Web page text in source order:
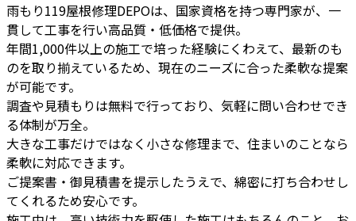
雨もり119屋根修理DEPOは、国家資格を持つ専門家が、一
貫して工事を行い高品質・低価格で提供。
年間1,000件以上の施工で培った経験にくわえて、最新のも
のを取り揃えているため、現在のニーズに合った柔軟な提案
が可能です。
調査や見積もりは無料で行っており、気軽に問い合わせでき
る体制が万全。
大きな工事だけではなく小さな修理まで、住まいのことなら
柔軟に対応できます。
ご提案書・御見積書を提示したうえで、綿密に打ち合わせし
てくれるため安心です。